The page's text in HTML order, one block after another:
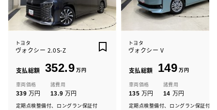
トヨタ
ヴォクシー 2.0S-Z
支払総額 352.9 万円
車両価格
339 万円
諸費用
13.9 万円
定期点検整備付、ロングラン保証付
トヨタ
ヴォクシー V
支払総額 149 万円
車両価格
135 万円
諸費用
14 万円
定期点検整備付、ロングラン保証付